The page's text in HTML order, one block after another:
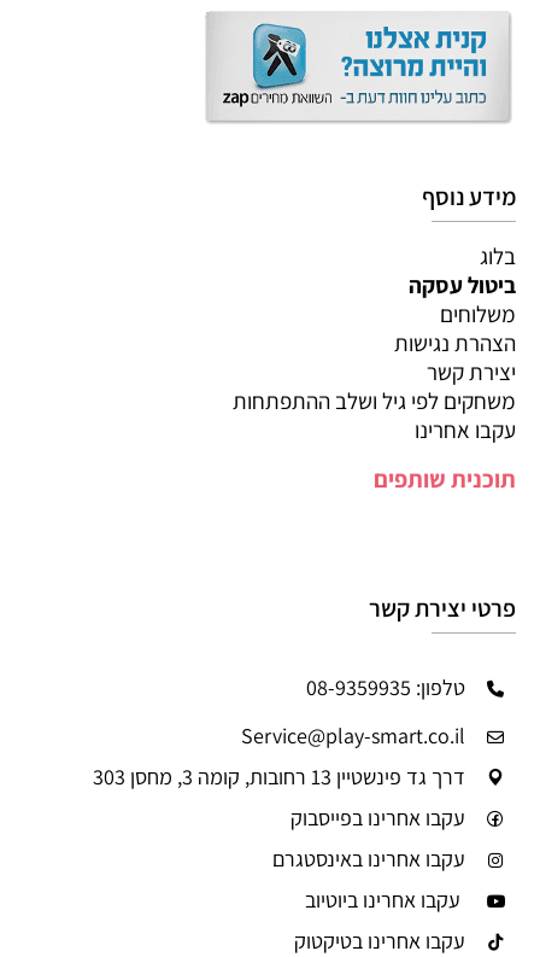
מידע נוסף
בלוג
ביטול עסקה
משלוחים
הצהרת נגישות
יצירת קשר
משחקים לפי גיל ושלב ההתפתחות
עקבו אחרינו
תוכנית שותפים
פרטי יצירת קשר
טלפון: 08-9359935
Service@play-smart.co.il
דרך גד פינשטיין 13 רחובות, קומה 3, מחסן 303
עקבו אחרינו בפייסבוק
עקבו אחרינו באינסטגרם
עקבו אחרינו ביוטיוב
עקבו אחרינו בטיקטוק